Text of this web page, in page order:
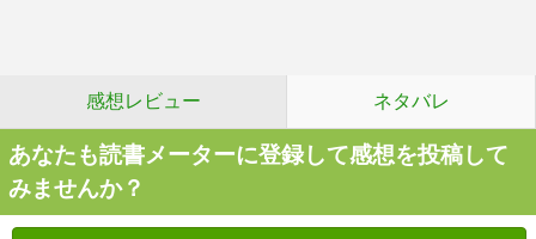
感想レビュー ネタバレ
あなたも読書メーターに登録して感想を投稿して
みませんか？